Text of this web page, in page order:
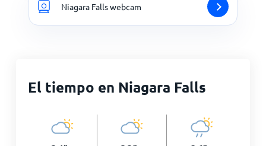
Niagara Falls webcam
El tiempo en Niagara Falls